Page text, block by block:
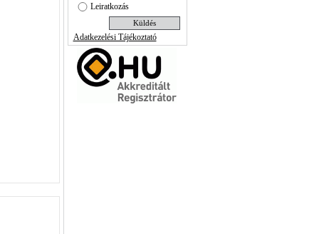
Leiratkozás
Adatkezelési Tájékoztató